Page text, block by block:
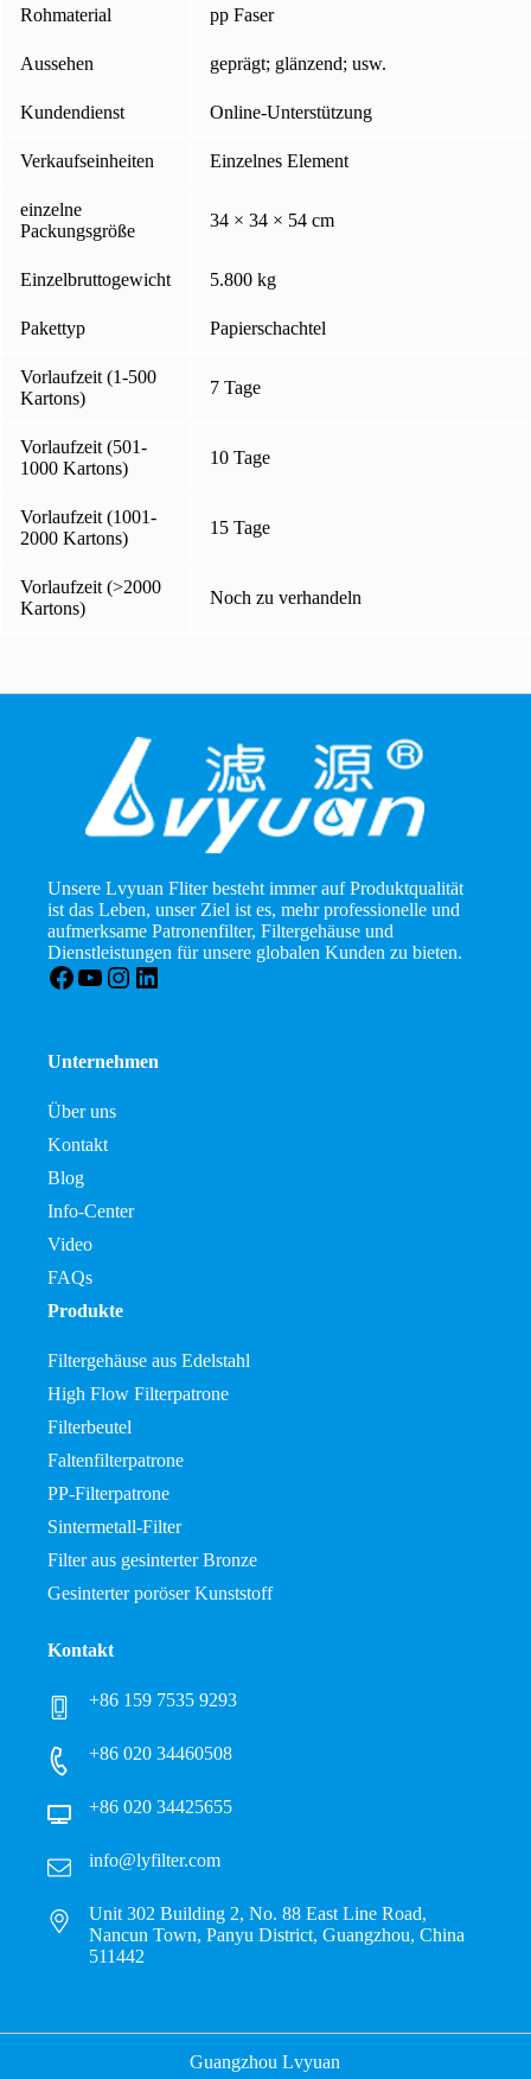
Rohmaterial pp Faser
Aussehen geprägt; glänzend; usw.
Kundendienst Online-Unterstützung
Verkaufseinheiten Einzelnes Element
einzelne
Packungsgröße
34 × 34 × 54 cm
Einzelbruttogewicht 5.800 kg
Pakettyp Papierschachtel
Vorlaufzeit (1-500
Kartons)
7 Tage
Vorlaufzeit (501-
1000 Kartons)
10 Tage
Vorlaufzeit (1001-
2000 Kartons)
15 Tage
Vorlaufzeit (>2000
Kartons)
Noch zu verhandeln
Unsere Lvyuan Fliter besteht immer auf Produktqualität
ist das Leben, unser Ziel ist es, mehr professionelle und
aufmerksame Patronenfilter, Filtergehäuse und
Dienstleistungen für unsere globalen Kunden zu bieten.
Facebook
YouTube
Instagram
LinkedIn
Unternehmen
Über uns
Kontakt
Blog
Info-Center
Video
FAQs
Produkte
Filtergehäuse aus Edelstahl
High Flow Filterpatrone
Filterbeutel
Faltenfilterpatrone
PP-Filterpatrone
Sintermetall-Filter
Filter aus gesinterter Bronze
Gesinterter poröser Kunststoff
Kontakt
+86 159 7535 9293
+86 020 34460508
+86 020 34425655
info@lyfilter.com
Unit 302 Building 2, No. 88 East Line Road,
Nancun Town, Panyu District, Guangzhou, China
511442
Guangzhou Lvyuan